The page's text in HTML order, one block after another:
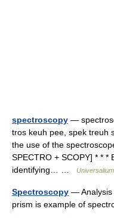
spectroscopy —
tros keuh pee, spek treuh
the use of the
SPECTRO + SCOPY] * *
identifying… …
Universalium
Spectroscopy — Analysis
prism is example of